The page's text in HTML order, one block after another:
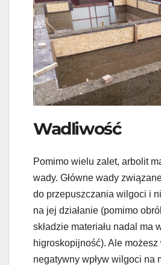
Wadliwość
Pomimo wielu zalet, arbolit
wady. Główne wady
do przepuszczania wilgoci i
na jej działanie (pomimo
składzie materiału nadal ma
higroskopijność). Ale
negatywny wpływ wilgoci na